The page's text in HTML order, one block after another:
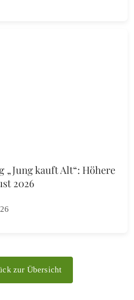
„Jung kauft Alt“: Höhere
2026
zur Übersicht